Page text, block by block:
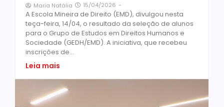
Maria Natália 15/04/2026 -
A Escola Mineira de Direito (EMD), divulgou nesta
teça-feira, 14/04, o resultado da seleção de alunos
para o Grupo de Estudos em Direitos Humanos e
Sociedade (GEDH/EMD). A iniciativa, que recebeu
inscrições de...
Leia mais